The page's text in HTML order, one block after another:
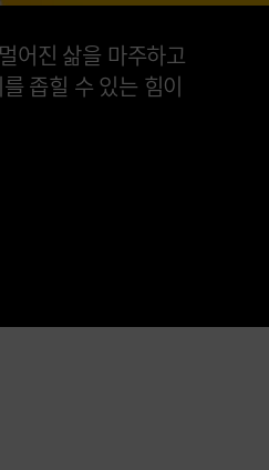
어진 삶을 마주하고
좁힐 수 있는 힘이